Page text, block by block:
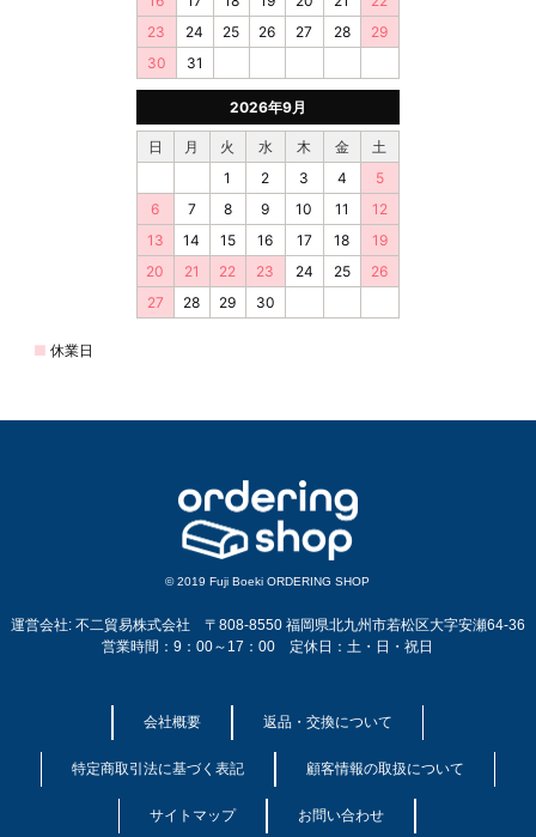
© 2019 Fuji Boeki ORDERING SHOP
運営会社: 不二貿易株式会社 〒808-8550 福岡県北九州市若松区大字安瀬64-36
営業時間：9：00～17：00 定休日：土・日・祝日
会社概要 返品・交換について
特定商取引法に基づく表記 顧客情報の取扱について
サイトマップ お問い合わせ